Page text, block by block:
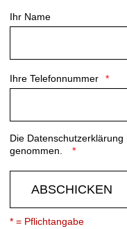
Ihr Name
Ihre Telefonnummer
Die Datenschutzerklärung
genommen.
ABSCHICKEN
* = Pflichtangabe